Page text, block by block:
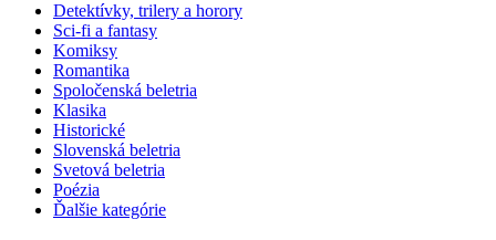
Detektívky, trilery a horory
Sci-fi a fantasy
Komiksy
Romantika
Spoločenská beletria
Klasika
Historické
Slovenská beletria
Svetová beletria
Poézia
Ďalšie kategórie